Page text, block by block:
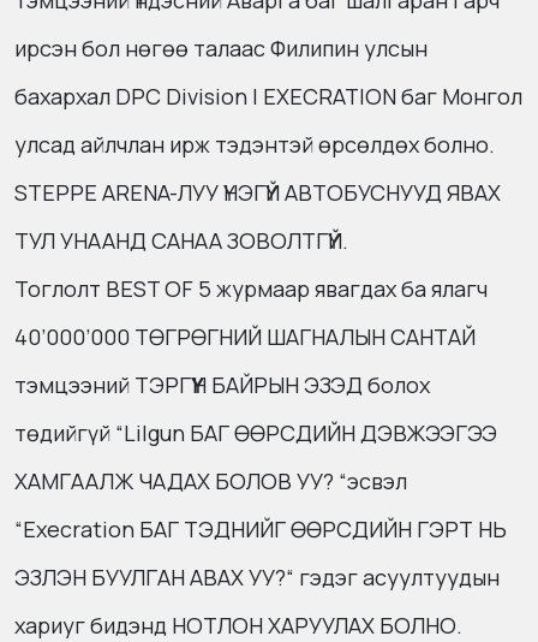
ирсэн бол нөгөө талаас Филипин улсын
бахархал DPC Division l EXECRATION баг Монгол
улсад айлчлан ирж тэдэнтэй өрсөлдөх болно.
STEPPE ARENA-ЛУУ ҮНЭГҮЙ АВТОБУСНУУД ЯВАХ
ТУЛ УНААНД САНАА ЗОВОЛТГҮЙ.
Тоглолт BEST OF 5 журмаар явагдах ба ялагч
40’000’000 ТӨГРӨГНИЙ ШАГНАЛЫН САНТАЙ
тэмцээний ТЭРГҮҮН БАЙРЫН ЭЗЭД болох
төдийгүй “Lilgun БАГ ӨӨРСДИЙН ДЭВЖЭЭГЭЭ
ХАМГААЛЖ ЧАДАХ БОЛОВ УУ? “эсвэл
“Execration БАГ ТЭДНИЙГ ӨӨРСДИЙН ГЭРТ НЬ
ЭЗЛЭН БУУЛГАН АВАХ УУ?“ гэдэг асуултуудын
хариуг бидэнд НОТЛОН ХАРУУЛАХ БОЛНО.